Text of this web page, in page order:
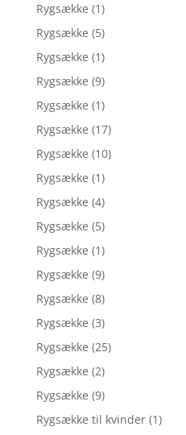
Rygsække (1)
Rygsække (5)
Rygsække (1)
Rygsække (9)
Rygsække (1)
Rygsække (17)
Rygsække (10)
Rygsække (1)
Rygsække (4)
Rygsække (5)
Rygsække (1)
Rygsække (9)
Rygsække (8)
Rygsække (3)
Rygsække (25)
Rygsække (2)
Rygsække (9)
Rygsække til kvinder (1)